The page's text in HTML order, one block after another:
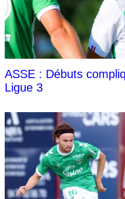
ASSE : Débuts
Ligue 3